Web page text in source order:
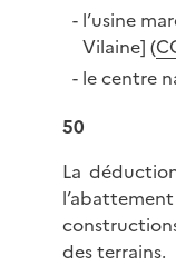
l’usine
Vilaine] (
le centre
50
La
des terrains.